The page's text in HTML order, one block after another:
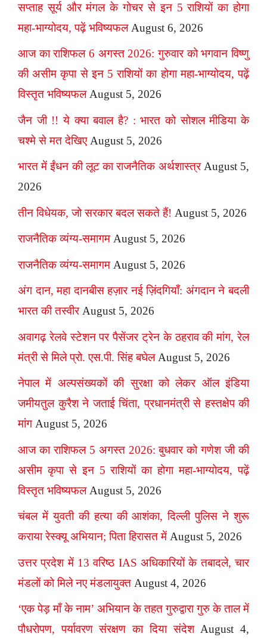
सप्ताह सूर्य और मंगल के गोचर से इन 5 राशियों का होगा
महा-भाग्योदय, पढ़ें भविष्यफल August 6, 2026
आज का राशिफल 6 अगस्त 2026: गुरुवार को भगवान विष्णु
की असीम कृपा से इन 5 राशियों का होगा महा-भाग्योदय, पढ़ें
विस्तृत भविष्यफल August 5, 2026
जैन जी !! ये क्या बवाल है? : भारत को सोशल मीडिया के
चश्मे से मत देखिए August 5, 2026
भारत में ईंधन की लूट का राजनैतिक अर्थशास्त्र August 5,
2026
तीन विधेयक, जो सरकार बदल सकते हैं! August 5, 2026
राजनैतिक व्यंग्य-समागम August 5, 2026
राजनैतिक व्यंग्य-समागम August 5, 2026
अंग दान, महा दानबीस हज़ार नई ज़िंदगियाँ: अंगदान ने बदली
भारत की तस्वीर August 5, 2026
अवागढ़ रेलवे स्टेशन पर पैसेंजर ट्रेन के ठहराव की मांग, रेल
मंत्री से मिले प्रो. एस.पी. सिंह बघेल August 5, 2026
नेपाल में अल्पसंख्यकों की सुरक्षा को लेकर ऑल इंडिया
जमीयतुल कुरैश ने जताई चिंता, प्रधानमंत्री से हस्तक्षेप की
मांग August 5, 2026
आज का राशिफल 5 अगस्त 2026: बुधवार को गणेश जी की
असीम कृपा से इन 5 राशियों का होगा महा-भाग्योदय, पढ़ें
विस्तृत भविष्यफल August 5, 2026
चंबल में युवती की हत्या की आशंका, दिल्ली पुलिस ने शुरू
कराया रेस्क्यू अभियान; पिता हिरासत में August 5, 2026
उत्तर प्रदेश में 13 वरिष्ठ IAS अधिकारियों के तबादले, चार
मंडलों को मिले नए मंडलायुक्त August 4, 2026
‘एक पेड़ माँ के नाम’ अभियान के तहत गुरुद्वारा गुरु के ताल में
पौधरोपण, पर्यावरण संरक्षण का दिया संदेश August 4,